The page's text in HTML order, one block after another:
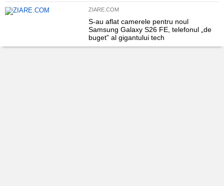
ZIARE.COM
S-au aflat camerele pentru noul
Samsung Galaxy S26 FE, telefonul „de
buget” al gigantului tech